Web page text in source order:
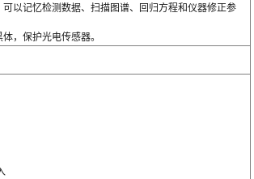
以记忆检测数据、扫描图谱、回归方程和仪器修正参
，保护光电传感器。